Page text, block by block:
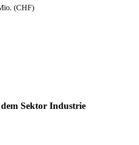
(CHF)
Sektor Industrie